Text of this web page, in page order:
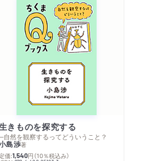
きものを探究する
自然を観察するってどういうこと？
島渉著
価:1,540円 （10％税込み）